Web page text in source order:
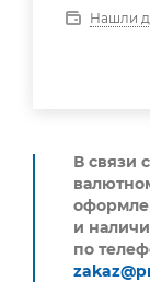
Нашли
В связи
и
по